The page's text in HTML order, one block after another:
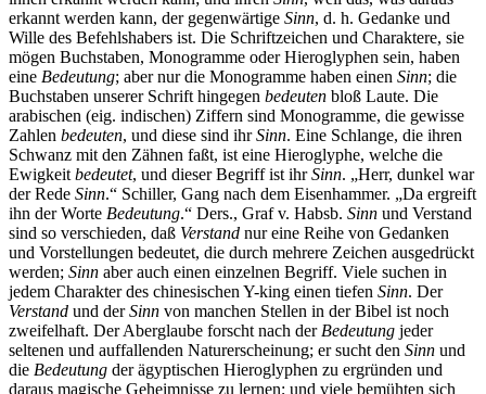
erkannt werden kann, der gegenwärtige Sinn, d. h. Gedanke und
Wille des Befehlshabers ist. Die Schriftzeichen und Charaktere, sie
mögen Buchstaben, Monogramme oder Hieroglyphen sein, haben
eine Bedeutung; aber nur die Monogramme haben einen Sinn; die
Buchstaben unserer Schrift hingegen bedeuten bloß Laute. Die
arabischen (eig. indischen) Ziffern sind Monogramme, die gewisse
Zahlen bedeuten, und diese sind ihrSinn. Eine Schlange, die ihren
Schwanz mit den Zähnen faßt, ist eine Hieroglyphe, welche die
Ewigkeit bedeutet, und dieser Begriff ist ihrSinn. „Herr, dunkel war
der Rede Sinn.“ Schiller, Gang nach dem Eisenhammer. „Da ergreift
ihn der Worte Bedeutung.“ Ders., Graf v. Habsb. Sinn und Verstand
sind so verschieden, daß Verstand nur eine Reihe von Gedanken
und Vorstellungen bedeutet, die durch mehrere Zeichen ausgedrückt
werden; Sinn aber auch einen einzelnen Begriff. Viele suchen in
jedem Charakter des chinesischen Y-king einen tiefen Sinn. Der
Verstand und derSinn von manchen Stellen in der Bibel ist noch
zweifelhaft. Der Aberglaube forscht nach der Bedeutung jeder
seltenen und auffallenden Naturerscheinung; er sucht den Sinn und
die Bedeutung der ägyptischen Hieroglyphen zu ergründen und
daraus magische Geheimnisse zu lernen; und viele bemühten sich